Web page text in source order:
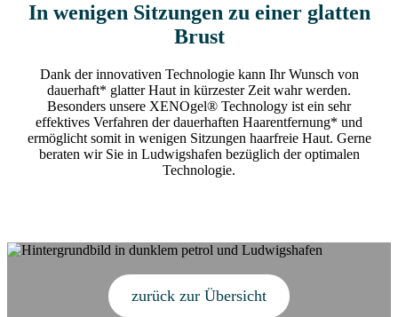
In wenigen Sitzungen zu einer glatten
Brust
Dank der innovativen Technologie kann Ihr Wunsch von
dauerhaft* glatter Haut in kürzester Zeit wahr werden.
Besonders unsere XENOgel® Technology ist ein sehr
effektives Verfahren der dauerhaften Haarentfernung* und
ermöglicht somit in wenigen Sitzungen haarfreie Haut. Gerne
beraten wir Sie in Ludwigshafen bezüglich der optimalen
Technologie.
zurück zur Übersicht